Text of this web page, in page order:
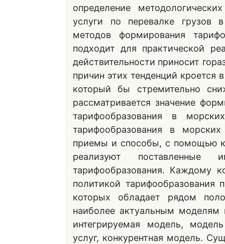
определение
услуги по перевалке грузов
методов формирования
подходит для практической
действительности приносит
причин этих тенденций кроется
который бы стремительно
рассматривается значение
тарифообразования в
тарифообразования в
приемы и способы, с помощью
реализуют
тарифообразования. Каждому
политикой
которых обладает рядом
наиболее актуальным
интегрируемая модель,
услуг, конкурентная модель.